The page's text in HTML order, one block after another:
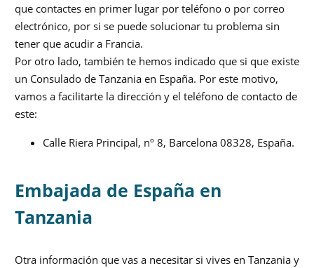
que contactes en primer lugar por teléfono o por correo
electrónico, por si se puede solucionar tu problema sin
tener que acudir a Francia.
Por otro lado, también te hemos indicado que si que existe
un Consulado de Tanzania en España. Por este motivo,
vamos a facilitarte la dirección y el teléfono de contacto de
este:
Calle Riera Principal, nº 8, Barcelona 08328, España.
Embajada de España en
Tanzania
Otra información que vas a necesitar si vives en Tanzania y